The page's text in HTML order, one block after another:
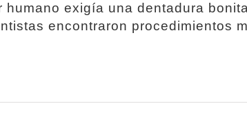
exigía una dentadura
encontraron procedimientos